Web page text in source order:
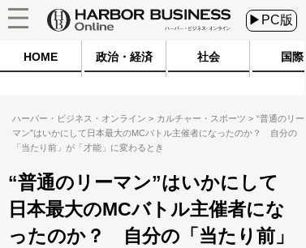
▶PC版
HOME 政治・経済 社会 国際
ハーバー・ビジネス・オンライン カルチャー・スポーツ
“普通のリー
マン”はいかにして日本最大のMCバトル主催者になったのか？ 自分の
「当たり前」が「才能」に変わるとき
“普通のリーマン”はいかにして
日本最大のMCバトル主催者にな
ったのか？ 自分の「当たり前」